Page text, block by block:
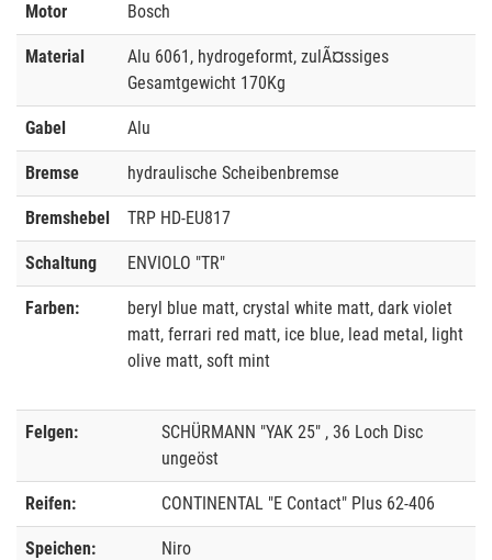
Motor Bosch
Material
Alu 6061, hydrogeformt, zulÃ¤ssiges
Gesamtgewicht 170Kg
Gabel Alu
Bremse hydraulische Scheibenbremse
Bremshebel TRP HD-EU817
Schaltung ENVIOLO "TR"
Farben:
beryl blue matt, crystal white matt, dark violet
matt, ferrari red matt, ice blue, lead metal, light
olive matt, soft mint
Felgen:
SCHÜRMANN "YAK 25" , 36 Loch Disc
ungeöst
Reifen: CONTINENTAL "E Contact" Plus 62-406
Speichen: Niro